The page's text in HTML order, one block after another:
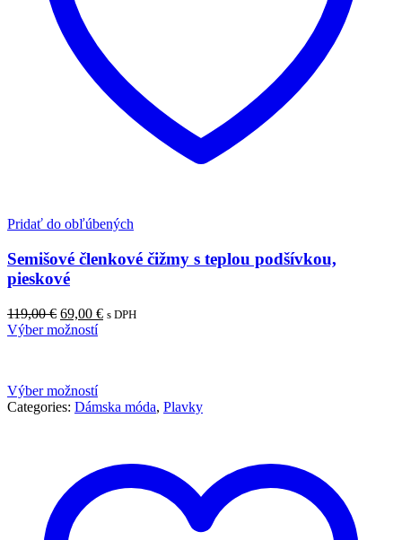
Pridať do obľúbených
Semišové členkové čižmy s teplou podšívkou,
pieskové
119,00€ Pôvodná
cena
69,00 €Aktuálna
s DPH
Výber možností
Výber možností
Categories: Dámska móda, Plavky